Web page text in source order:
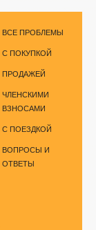
ВСЕ ПРОБЛЕМЫ
С ПОКУПКОЙ
ПРОДАЖЕЙ
ЧЛЕНСКИМИ
ВЗНОСАМИ
С ПОЕЗДКОЙ
ВОПРОСЫ И
ОТВЕТЫ